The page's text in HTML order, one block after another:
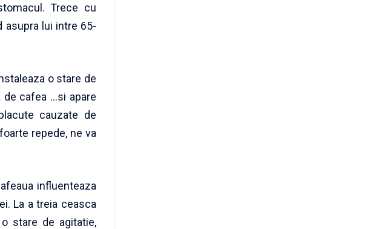
Trece cu
asupra lui intre 65-
o stare de
de cafea …si apare
cauzate de
repede, ne va
influenteaza
La a treia ceasca
stare de agitatie,